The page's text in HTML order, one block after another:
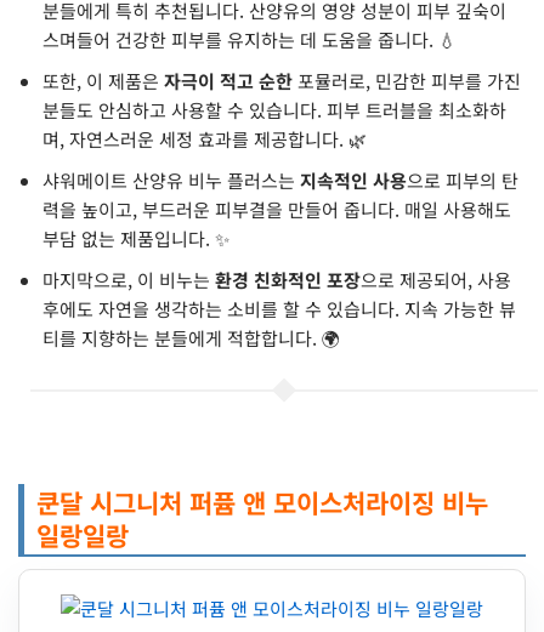
분들에게 특히 추천됩니다. 산양유의 영양 성분이 피부 깊숙이
스며들어 건강한 피부를 유지하는 데 도움을 줍니다. 💧
또한, 이 제품은 자극이 적고 순한포뮬러로, 민감한 피부를 가진
분들도 안심하고 사용할 수 있습니다. 피부 트러블을 최소화하
며, 자연스러운 세정 효과를 제공합니다. 🌿
샤워메이트 산양유 비누 플러스는 지속적인 사용으로 피부의 탄
력을 높이고, 부드러운 피부결을 만들어 줍니다. 매일 사용해도
부담 없는 제품입니다. ✨
마지막으로, 이 비누는 환경 친화적인 포장으로 제공되어, 사용
후에도 자연을 생각하는 소비를 할 수 있습니다. 지속 가능한 뷰
티를 지향하는 분들에게 적합합니다. 🌍
쿤달 시그니처 퍼퓸 앤 모이스처라이징 비누
일랑일랑